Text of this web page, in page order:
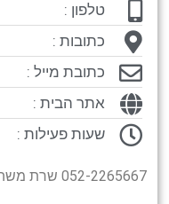
טלפון :
כתובות :
כתובת מייל :
אתר הבית :
שעות פעילות :
052-2265667 שרת משה 42 א קרית חיים